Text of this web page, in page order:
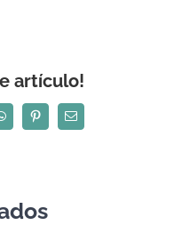
artículo!
WhatsAppPinterestCorreo
electrónico